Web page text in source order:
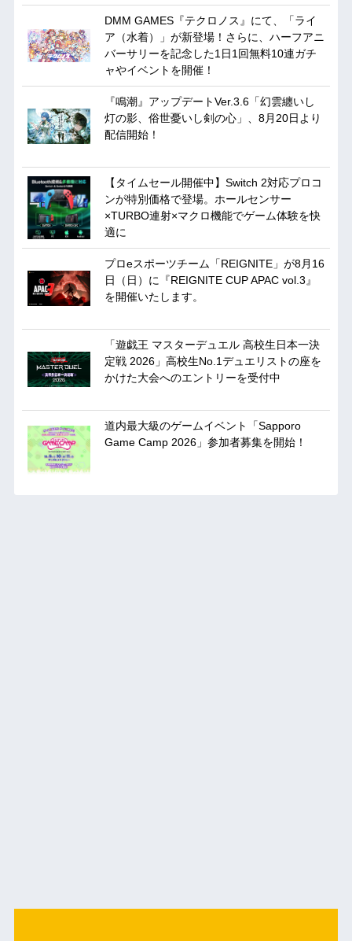
DMM GAMES『テクロノス』にて、「ライ
ア（水着）」が新登場！さらに、ハーフアニ
バーサリーを記念した1日1回無料10連ガチ
ャやイベントを開催！
『鳴潮』アップデートVer.3.6「幻雲纏いし
灯の影、俗世憂いし剣の心」、8月20日より
配信開始！
【タイムセール開催中】Switch 2対応プロコ
ンが特別価格で登場。ホールセンサー
×TURBO連射×マクロ機能でゲーム体験を快
適に
プロeスポーツチーム「REIGNITE」が8月16
日（日）に『REIGNITE CUP APAC vol.3』
を開催いたします。
「遊戯王 マスターデュエル 高校生日本一決
定戦 2026」高校生No.1デュエリストの座を
かけた大会へのエントリーを受付中
道内最大級のゲームイベント「Sapporo
Game Camp 2026」参加者募集を開始！